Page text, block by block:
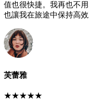
值也很快捷。我再也不
也讓我在旅途中保持高效
芙蕾雅
★★★★★